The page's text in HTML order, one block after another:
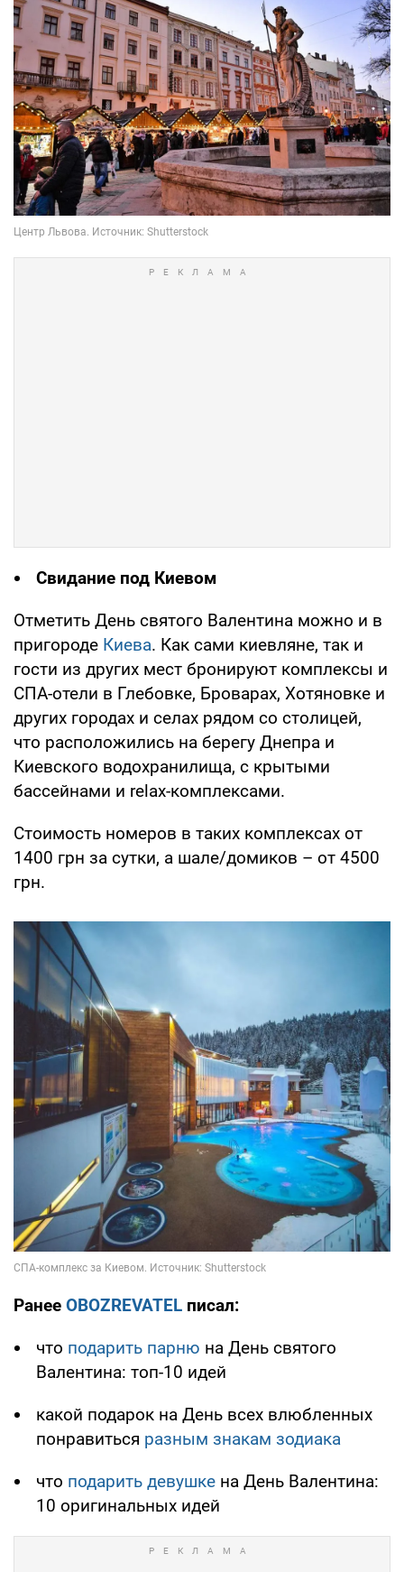
Свидание под Киевом
Отметить День святого Валентина можно и в
пригороде Киева. Как сами киевляне, так и
гости из других мест бронируют комплексы и
СПА-отели в Глебовке, Броварах, Хотяновке и
других городах и селах рядом со столицей,
что расположились на берегу Днепра и
Киевского водохранилища, с крытыми
бассейнами и relax-комплексами.
Стоимость номеров в таких комплексах от
1400 грн за сутки, а шале/домиков – от 4500
грн.
Ранее OBOZREVATEL писал:
что подарить парню на День святого
Валентина: топ-10 идей
какой подарок на День всех влюбленных
понравиться разным знакам зодиака
что подарить девушке на День Валентина:
10 оригинальных идей